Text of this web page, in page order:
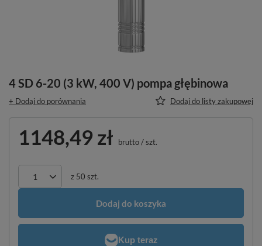
4 SD 6-20 (3 kW, 400 V) pompa głębinowa
+ Dodaj do porównania Dodaj do listy zakupowej
1148,49 zł brutto/szt.
z 50 szt.
Dodaj do koszyka